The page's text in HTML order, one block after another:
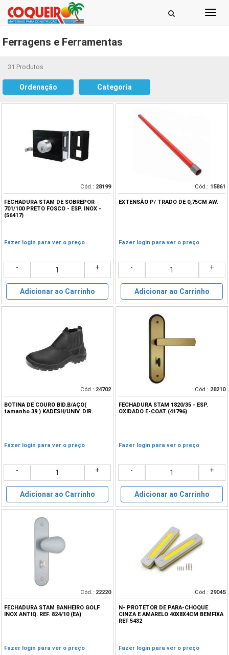
Ferragens e Ferramentas
31 Produtos
Ordenação Categoria
Cód.: 28199
FECHADURA STAM DE SOBREPOR
701/100 PRETO FOSCO - ESP. INOX -
(56417)
Fazer login para ver o preço
- +
Adicionar ao Carrinho
Cód.: 15861
EXTENSÃO P/ TRADO DE 0,75CM AW.
Fazer login para ver o preço
- +
Adicionar ao Carrinho
Cód.: 24702
BOTINA DE COURO BID.B/AÇO(
tamanho 39 ) KADESH/UNIV. DIR.
Fazer login para ver o preço
- +
Adicionar ao Carrinho
Cód.: 28210
FECHADURA STAM 1820/35 - ESP.
OXIDADO E-COAT (41796)
Fazer login para ver o preço
- +
Adicionar ao Carrinho
Cód.: 22220
FECHADURA STAM BANHEIRO GOLF
INOX ANTIQ. REF. 824/10 (EA)
Fazer login para ver o preço
Cód.: 29045
N- PROTETOR DE PARA-CHOQUE
CINZA E AMARELO 40X8X4CM BEMFIXA
REF 5432
Fazer login para ver o preço